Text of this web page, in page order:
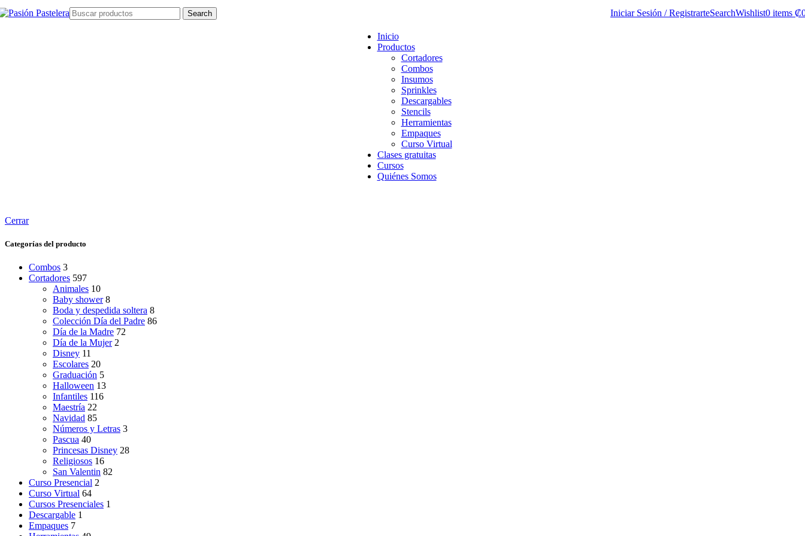
Search Iniciar Sesión / RegistrarteSearchWishlist0 items ₡
Inicio
Productos
Cortadores
Combos
Insumos
Sprinkles
Descargables
Stencils
Herramientas
Empaques
Curso Virtual
Clases gratuitas
Cursos
Quiénes Somos
Cerrar
Categorías del producto
Combos 3
Cortadores 597
Animales 10
Baby shower 8
Boda y despedida soltera 8
Colección Día del Padre 86
Día de la Madre 72
Día de la Mujer 2
Disney 11
Escolares 20
Graduación 5
Halloween 13
Infantiles 116
Maestría 22
Navidad 85
Números y Letras 3
Pascua 40
Princesas Disney 28
Religiosos 16
San Valentin 82
Curso Presencial 2
Curso Virtual 64
Cursos Presenciales 1
Descargable 1
Empaques 7